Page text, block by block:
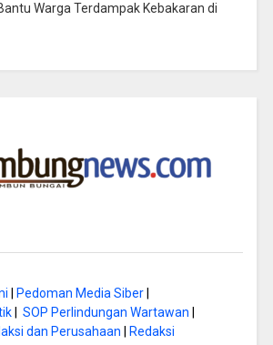
Warga Terdampak Kebakaran di
Pedoman Media Siber|
| SOP Perlindungan Wartawan
dan Perusahaan
Redaksi